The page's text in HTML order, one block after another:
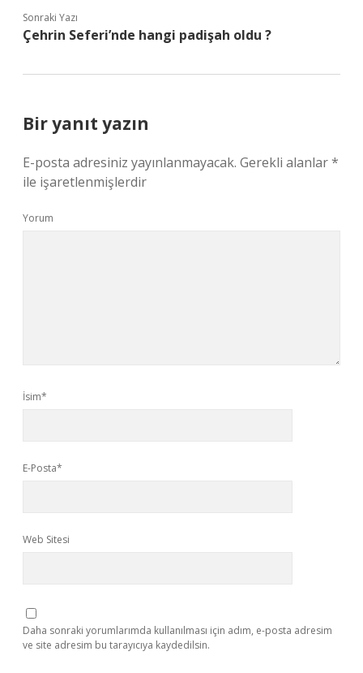
Sonraki Yazı
Çehrin Seferi’nde hangi padişah oldu ?
Bir yanıt yazın
E-posta adresiniz yayınlanmayacak. Gerekli alanlar*
ile işaretlenmişlerdir
Yorum
İsim*
E-Posta*
Web Sitesi
Daha sonraki yorumlarımda kullanılması için adım, e-posta adresim
ve site adresim bu tarayıcıya kaydedilsin.